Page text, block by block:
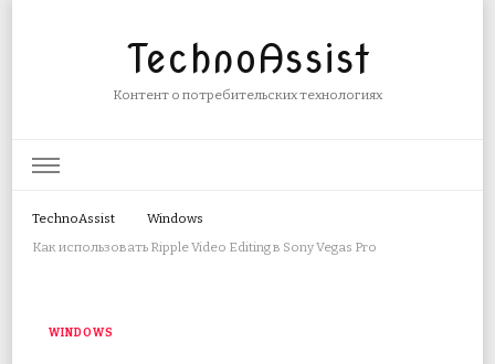
TechnoAssist
Контент о потребительских технологиях
TechnoAssist
Windows
Как использовать Ripple Video Editing в Sony Vegas Pro
WINDOWS